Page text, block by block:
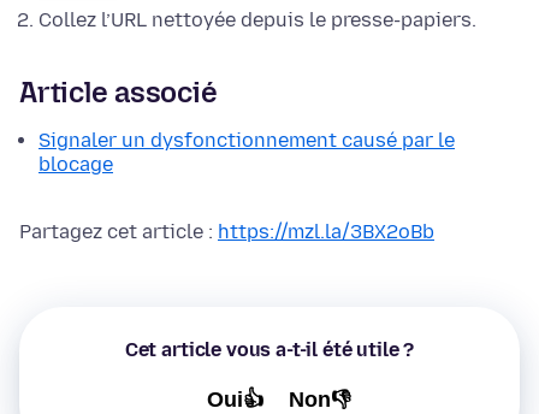
Collez l’URL nettoyée depuis le presse-papiers.
Article associé
Signaler un dysfonctionnement causé par le
blocage
Partagez cet article : https://mzl.la/3BX2oBb
Cet article vous a-t-il été utile ?
Oui👍 Non👎